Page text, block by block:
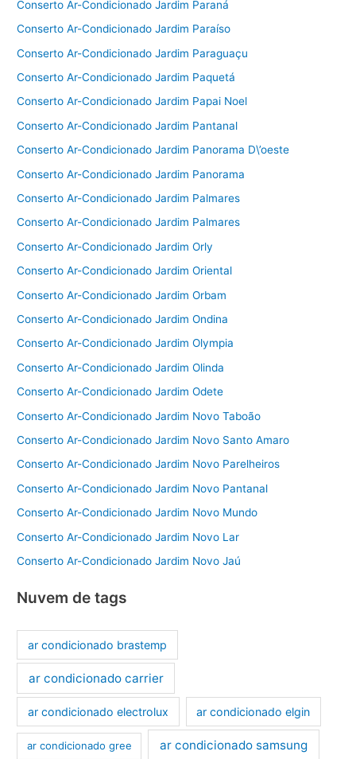
Conserto Ar-Condicionado Jardim Paraná
Conserto Ar-Condicionado Jardim Paraíso
Conserto Ar-Condicionado Jardim Paraguaçu
Conserto Ar-Condicionado Jardim Paquetá
Conserto Ar-Condicionado Jardim Papai Noel
Conserto Ar-Condicionado Jardim Pantanal
Conserto Ar-Condicionado Jardim Panorama D\’oeste
Conserto Ar-Condicionado Jardim Panorama
Conserto Ar-Condicionado Jardim Palmares
Conserto Ar-Condicionado Jardim Palmares
Conserto Ar-Condicionado Jardim Orly
Conserto Ar-Condicionado Jardim Oriental
Conserto Ar-Condicionado Jardim Orbam
Conserto Ar-Condicionado Jardim Ondina
Conserto Ar-Condicionado Jardim Olympia
Conserto Ar-Condicionado Jardim Olinda
Conserto Ar-Condicionado Jardim Odete
Conserto Ar-Condicionado Jardim Novo Taboão
Conserto Ar-Condicionado Jardim Novo Santo Amaro
Conserto Ar-Condicionado Jardim Novo Parelheiros
Conserto Ar-Condicionado Jardim Novo Pantanal
Conserto Ar-Condicionado Jardim Novo Mundo
Conserto Ar-Condicionado Jardim Novo Lar
Conserto Ar-Condicionado Jardim Novo Jaú
Nuvem de tags
ar condicionado brastemp
ar condicionado carrier
ar condicionado electrolux ar condicionado elgin
ar condicionado gree ar condicionado samsung